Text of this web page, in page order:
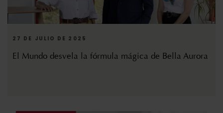
27 DE JULIO DE 2025
El Mundo desvela la fórmula mágica de Bella Aurora